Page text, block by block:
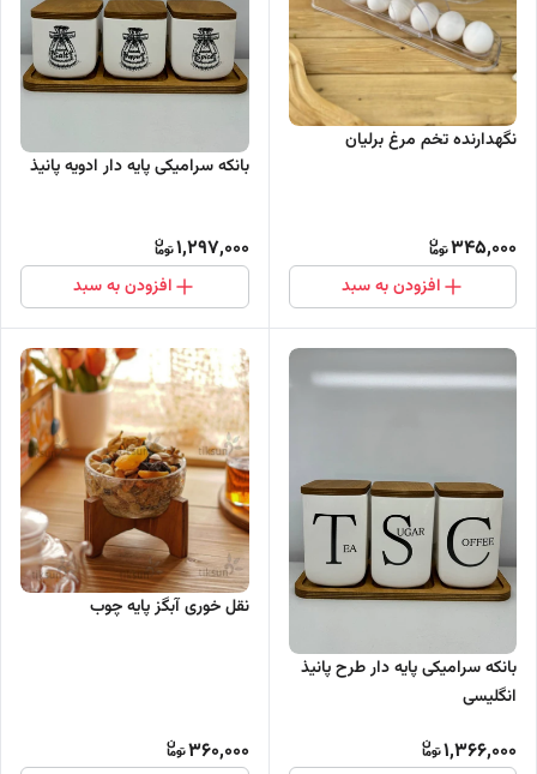
نگهدارنده تخم مرغ برلیان
345,000
افزودن به سبد
بانکه سرامیکی پایه دار ادویه پانیذ
1,297,000
افزودن به سبد
بانکه سرامیکی پایه دار طرح پانیذ
انگلیسی
1,366,000
نقل خوری آبگز پایه چوب
360,000